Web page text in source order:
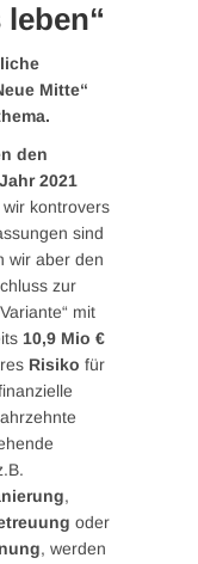
Mitte“
den
2021
kontrovers
sind
wir aber den
zur
mit
10,9 Mio €
Risiko für
,
oder
, werden